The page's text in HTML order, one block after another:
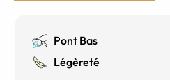
Pont Bas
Légèreté